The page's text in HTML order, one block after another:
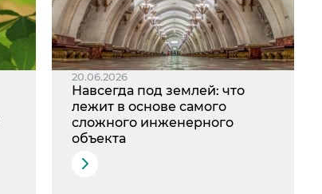
20.06.2026
Навсегда под землей: что
лежит в основе самого
сложного инженерного
объекта